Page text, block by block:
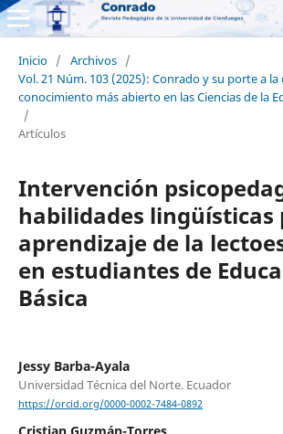
Inicio / Archivos /
Vol. 21 Núm. 103 (2025): Conrado y su porte a
conocimiento más abierto en las Ciencias de la
/
Artículos
Intervención
habilidades lingüísticas
aprendizaje de la
en estudiantes de
Básica
Jessy Barba-Ayala
Universidad Técnica del Norte. Ecuador
https://orcid.org/0000-0002-7484-0892